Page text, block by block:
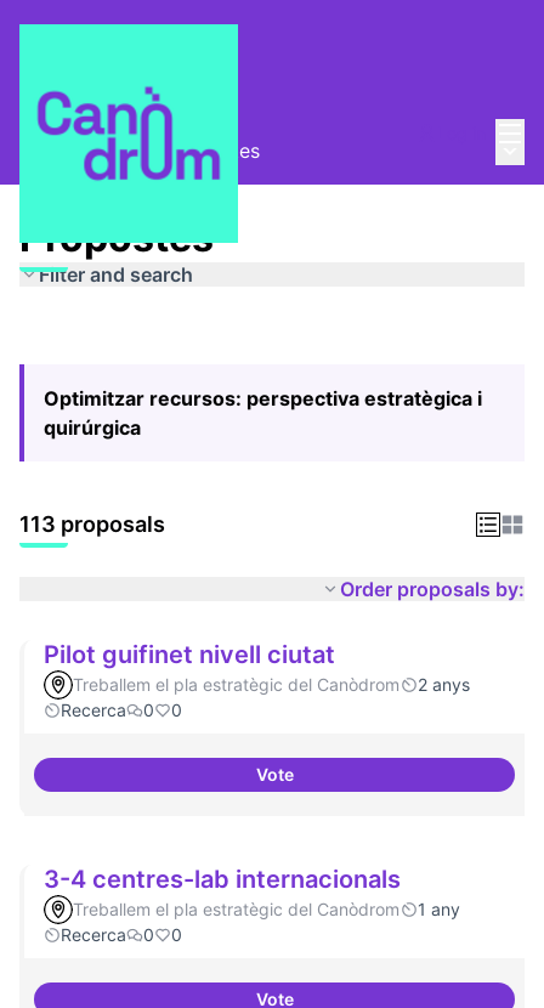
Pla Estratègic Propostes
Propostes
Filter and search
Optimitzar recursos: perspectiva estratègica i
quirúrgica
113 proposals
Order proposals by:
Pilot guifinet nivell ciutat
Treballem el pla estratègic del Canòdrom
2 anys
Recerca
0 0
VotePilot guifinet nivell ciutat
3-4 centres-lab internacionals
Treballem el pla estratègic del Canòdrom
1 any
Recerca
0 0
Vote